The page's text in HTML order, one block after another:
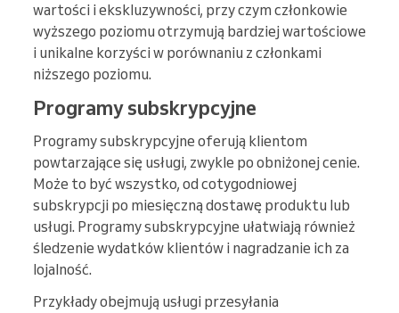
wartości i ekskluzywności, przy czym członkowie
wyższego poziomu otrzymują bardziej wartościowe
i unikalne korzyści w porównaniu z członkami
niższego poziomu.
Programy subskrypcyjne
Programy subskrypcyjne oferują klientom
powtarzające się usługi, zwykle po obniżonej cenie.
Może to być wszystko, od cotygodniowej
subskrypcji po miesięczną dostawę produktu lub
usługi. Programy subskrypcyjne ułatwiają również
śledzenie wydatków klientów i nagradzanie ich za
lojalność.
Przykłady obejmują usługi przesyłania